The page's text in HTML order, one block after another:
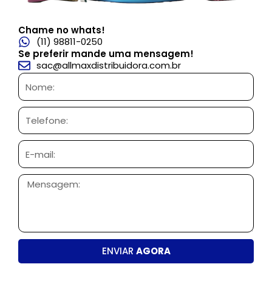
Chame no whats!
(11) 98811-0250
Se preferir mande uma mensagem!
sac@allmaxdistribuidora.com.br
Nome:
Telefone:
E-
mail:
Mensagem:
ENVIAR AGORA